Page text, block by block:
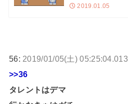
2019.01.05
56: 2019/01/05(土) 05:25:04.013
>>36
タレントはデマ